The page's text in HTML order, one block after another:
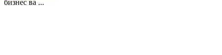
бизнес ва ...